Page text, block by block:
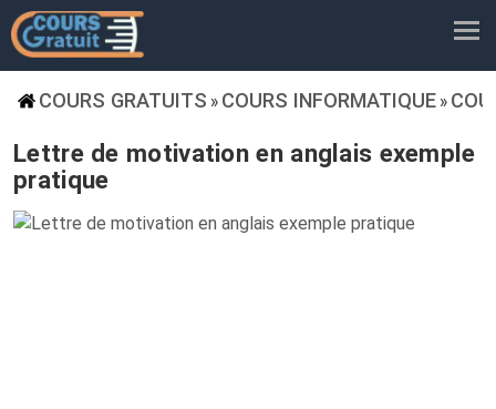
COURS GRATUITS » COURS INFORMATIQUE »
Lettre de motivation en anglais exemple
pratique